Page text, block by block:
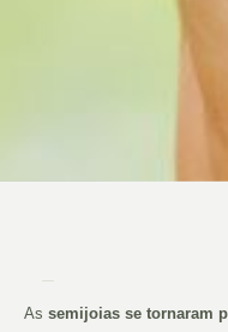
As semijoias se tornaram